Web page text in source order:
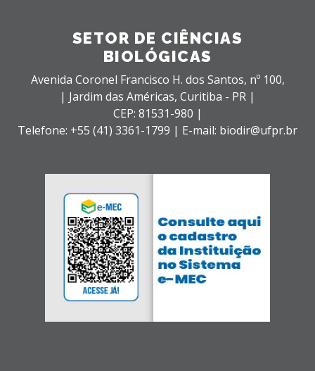
SETOR DE CIÊNCIAS
BIOLÓGICAS
Avenida Coronel Francisco H. dos Santos, nº 100,
| Jardim das Américas, Curitiba - PR |
CEP: 81531-980 |
Telefone: +55 (41) 3361-1799 | E-mail: biodir@ufpr.br